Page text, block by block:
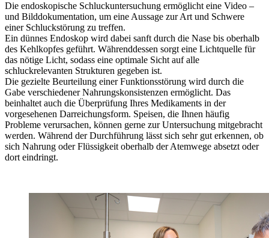
Die endoskopische Schluckuntersuchung ermöglicht eine Video –
und Bilddokumentation, um eine Aussage zur Art und Schwere
einer Schluckstörung zu treffen.
Ein dünnes Endoskop wird dabei sanft durch die Nase bis oberhalb
des Kehlkopfes geführt. Währenddessen sorgt eine Lichtquelle für
das nötige Licht, sodass eine optimale Sicht auf alle
schluckrelevanten Strukturen gegeben ist.
Die gezielte Beurteilung einer Funktionsstörung wird durch die
Gabe verschiedener Nahrungskonsistenzen ermöglicht. Das
beinhaltet auch die Überprüfung Ihres Medikaments in der
vorgesehenen Darreichungsform. Speisen, die Ihnen häufig
Probleme verursachen, können gerne zur Untersuchung mitgebracht
werden. Während der Durchführung lässt sich sehr gut erkennen, ob
sich Nahrung oder Flüssigkeit oberhalb der Atemwege absetzt oder
dort eindringt.